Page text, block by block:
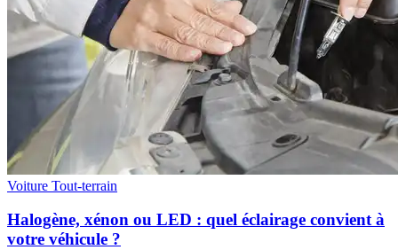
Voiture Tout-terrain
Halogène, xénon ou LED : quel éclairage convient à
votre véhicule ?